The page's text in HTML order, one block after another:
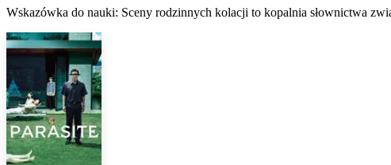
Wskazówka do nauki: Sceny rodzinnych kolacji to kopalnia słownictwa